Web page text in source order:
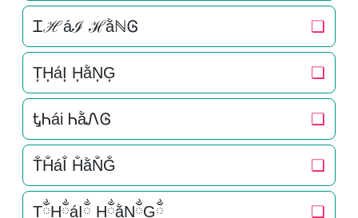
Ꮖℋáℐ ℋằℕᎶ ❏
T͎H͎áI͎ H͎ằN͎G͎ ❏
ᎿᏂái ᏂằᏁᎶ ❏
T̐H̐áI̐ H̐ằN̐G̐ ❏
TྂHྂáIྂ HྂằNྂGྂ ❏